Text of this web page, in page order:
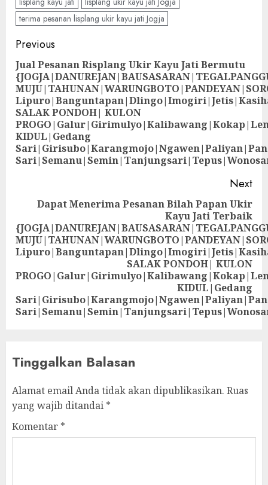
terima pesanan lisplang ukir kayu jati Jogja
Previous
Jual Pesanan Risplang Ukir Kayu Jati Bermutu
SALAK PONDOH| KULON
KIDUL|Gedang
Next
Dapat Menerima Pesanan Bilah Papan Ukir
Kayu Jati Terbaik
SALAK PONDOH| KULON
KIDUL|Gedang
Tinggalkan Balasan
Alamat email Anda tidak akan dipublikasikan. Ruas
yang wajib ditandai *
Komentar *